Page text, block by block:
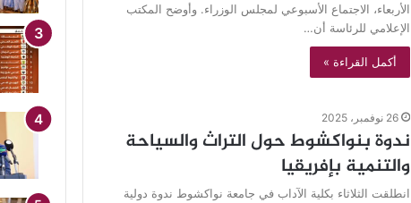
الأربعاء، الاجتماع الأسبوعي لمجلس الوزراء. وأوضح المكتب
الإعلامي للرئاسة أن…
أكمل القراءة »
26 نوفمبر، 2025
ندوة بنواكشوط حول التراث والسياحة
والتنمية بإفريقيا
انطلقت الثلاثاء بكلية الآداب في جامعة نواكشوط ندوة دولية